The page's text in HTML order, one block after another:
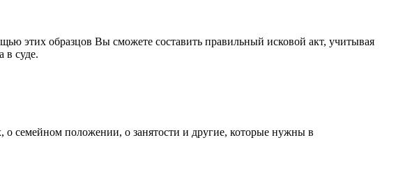
этих образцов Вы сможете составить правильный исковой акт, учитывая
в суде.
семейном положении, о занятости и другие, которые нужны в